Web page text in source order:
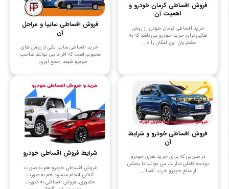
فروش اقساطی کرمان خودرو و
اهمیت آن
خرید اقساطی کرمان خودرو از روش‌
هایی برای خرید خودرو می‌ باشد که به
مشتریان این امکان را م ...
فروش اقساطی سایپا و مراحل
آن
خرید اقساطی سایپا یکی از روش‌ های
محبوب است که افراد می توانند صاحب
خودرو شوند. جمع آوری ...
فروش اقساطی خودرو و شرایط
آن
در صورتی که برای خرید نقدی خودرو
بودجه کاملی ندارید، می‌ توانید با بخشی
از مبلغ خودرو خرید اقسا ...
شرایط فروش اقساطی خودرو
فروش اقساطی خودرو هم به صورت
آنلاین انجام میشود هم به صورت
حضوری. فروش اقساطی به صورت